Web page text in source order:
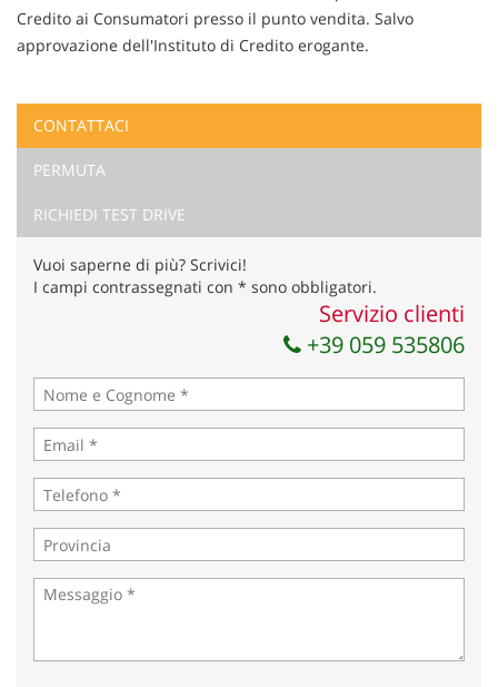
Ho letto e accettol'informativa privacy*
Acconsento al trattamento dei miei dati per finalità di
Invia la tua richiesta
Credito ai Consumatori presso il punto vendita. Salvo
approvazione dell'Instituto di Credito erogante.
CONTATTACI
PERMUTA
RICHIEDI TEST DRIVE
Vuoi saperne di più? Scrivici!
I campi contrassegnati con * sono obbligatori.
Servizio clienti
+39 059 535806